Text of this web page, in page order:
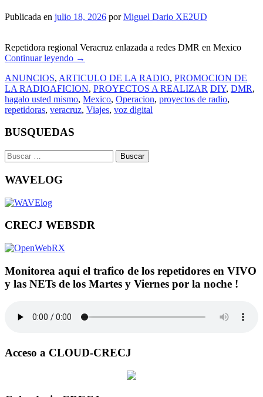
Publicada en julio 18, 2026 porMiguel Dario XE2UD
Repetidora regional Veracruz enlazada a redes DMR en Mexico
Continuar leyendo →
ANUNCIOS, ARTICULO DE LA RADIO, PROMOCION DE
LA RADIOAFICION, PROYECTOS A REALIZAR DIY, DMR,
hagalo usted mismo, Mexico, Operacion, proyectos de radio,
repetidoras, veracruz, Viajes, voz digital
BUSQUEDAS
Buscar:
WAVELOG
CRECJ WEBSDR
Monitorea aqui el trafico de los repetidores en VIVO
y las NETs de los Martes y Viernes por la noche !
Acceso a CLOUD-CRECJ